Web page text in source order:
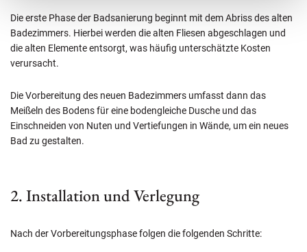
Die erste Phase der Badsanierung beginnt mit dem Abriss des alten
Badezimmers. Hierbei werden die alten Fliesen abgeschlagen und
die alten Elemente entsorgt, was häufig unterschätzte Kosten
verursacht.
Die Vorbereitung des neuen Badezimmers umfasst dann das
Meißeln des Bodens für eine bodengleiche Dusche und das
Einschneiden von Nuten und Vertiefungen in Wände, um ein neues
Bad zu gestalten.
2. Installation und Verlegung
Nach der Vorbereitungsphase folgen die folgenden Schritte: